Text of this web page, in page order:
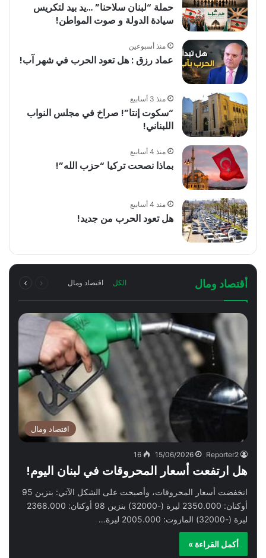
حملة “لبنان سلاحنا” …يد بيد لتكريس
سيادة الدولة و صوت المواطن!
منذ أسبوعين
عماد رزق : هل تعود الحرب في شهر آب!
منذ 3 أسابيع
“سكوت إنتا”! صراخ في مجلس النواب
اللبناني!
منذ 4 أسابيع
بماذا نصحت تركيا “حزب الله”!
منذ 4 أسابيع
هل تعود الحرب من جديد!
أقتصاد ومال الكل اقتصاد ومال
الصفحة
اقتصاد ومال
Reporter2
15/06/2026
16
هل ارتفعت أسعار المحروقات في لبنان اليوم!
انخفضت أسعار المحروقات، وأصبحت على الشكل الآتي: بنزين 95
أوكتان: 2350.000 ليرة (-32000) بنزين 98 أوكتان: 2368.000
ليرة (-32000) المازوت: 2005.000 ليرة…
أكمل القراءة »